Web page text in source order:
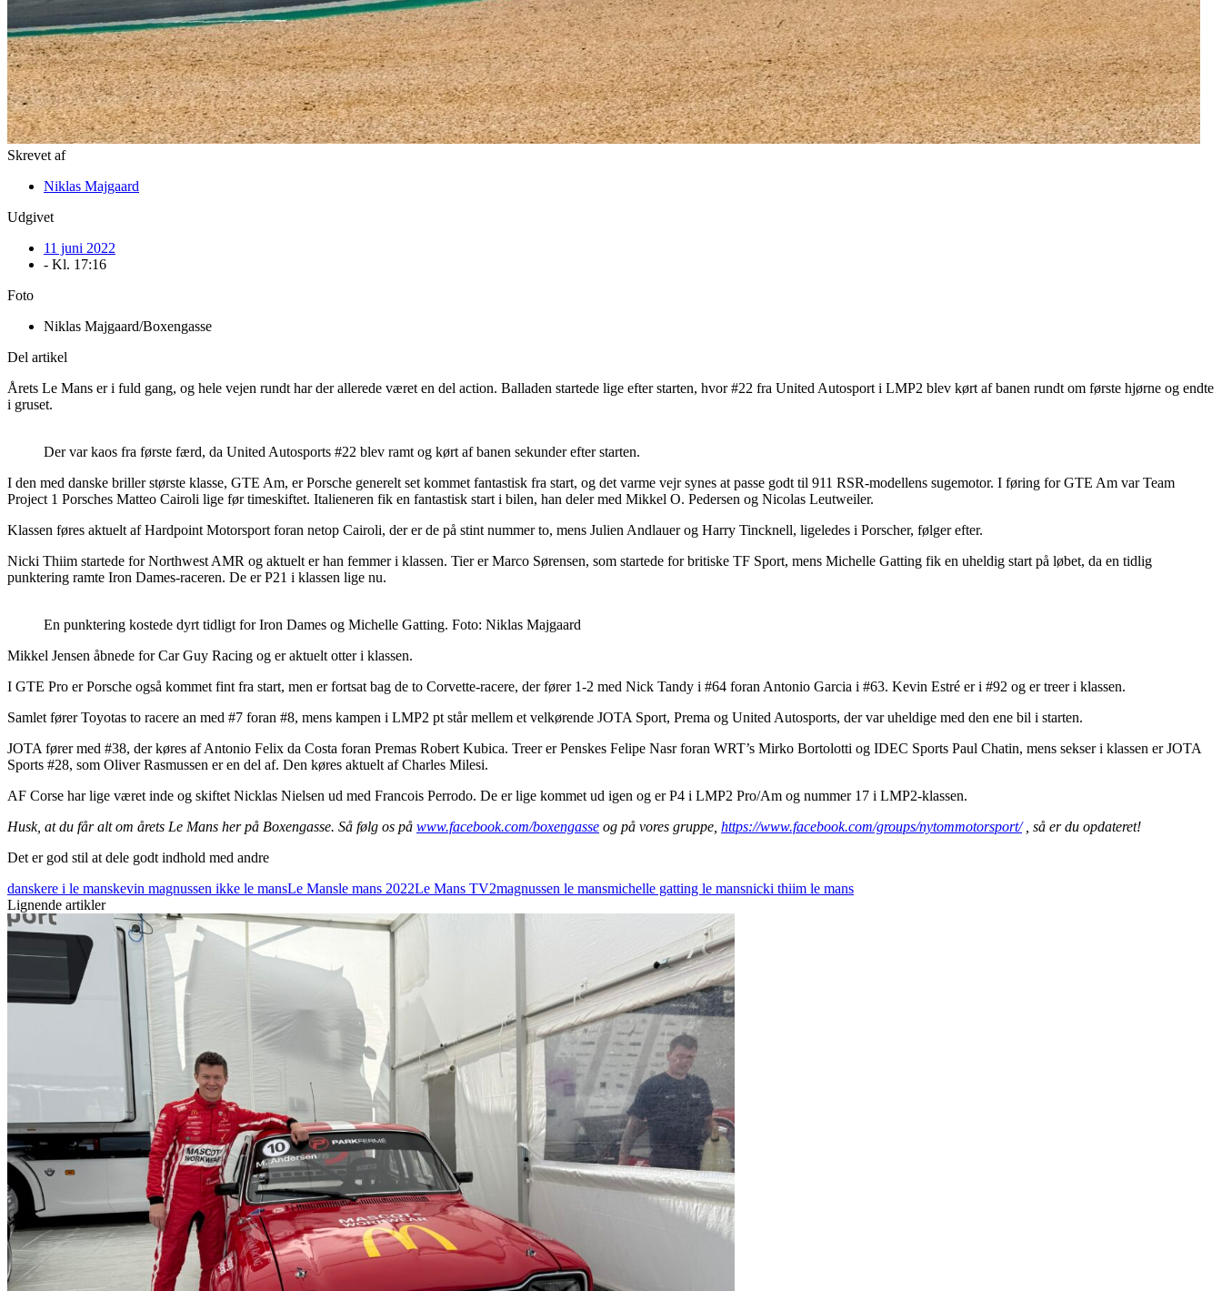
Skrevet af
Niklas Majgaard
Udgivet
11 juni 2022
- Kl. 17:16
Foto
Niklas Majgaard/Boxengasse
Del artikel
Årets Le Mans er i fuld gang, og hele vejen rundt har der allerede været en del action. Balladen startede lige efter starten, hvor #22 fra United Autosport i LMP2 blev kørt af banen rundt om første hjørne og endte
i gruset.
Der var kaos fra første færd, da United Autosports #22 blev ramt og kørt af banen sekunder efter starten.
I den med danske briller største klasse, GTE Am, er Porsche generelt set kommet fantastisk fra start, og det varme vejr synes at passe godt til 911 RSR-modellens sugemotor. I føring for GTE Am var Team
Project 1 Porsches Matteo Cairoli lige før timeskiftet. Italieneren fik en fantastisk start i bilen, han deler med Mikkel O. Pedersen og Nicolas Leutweiler.
Klassen føres aktuelt af Hardpoint Motorsport foran netop Cairoli, der er de på stint nummer to, mens Julien Andlauer og Harry Tincknell, ligeledes i Porscher, følger efter.
Nicki Thiim startede for Northwest AMR og aktuelt er han femmer i klassen. Tier er Marco Sørensen, som startede for britiske TF Sport, mens Michelle Gatting fik en uheldig start på løbet, da en tidlig
punktering ramte Iron Dames-raceren. De er P21 i klassen lige nu.
En punktering kostede dyrt tidligt for Iron Dames og Michelle Gatting. Foto: Niklas Majgaard
Mikkel Jensen åbnede for Car Guy Racing og er aktuelt otter i klassen.
I GTE Pro er Porsche også kommet fint fra start, men er fortsat bag de to Corvette-racere, der fører 1-2 med Nick Tandy i #64 foran Antonio Garcia i #63. Kevin Estré er i #92 og er treer i klassen.
Samlet fører Toyotas to racere an med #7 foran #8, mens kampen i LMP2 pt står mellem et velkørende JOTA Sport, Prema og United Autosports, der var uheldige med den ene bil i starten.
JOTA fører med #38, der køres af Antonio Felix da Costa foran Premas Robert Kubica. Treer er Penskes Felipe Nasr foran WRT’s Mirko Bortolotti og IDEC Sports Paul Chatin, mens sekser i klassen er JOTA
Sports #28, som Oliver Rasmussen er en del af. Den køres aktuelt af Charles Milesi.
AF Corse har lige været inde og skiftet Nicklas Nielsen ud med Francois Perrodo. De er lige kommet ud igen og er P4 i LMP2 Pro/Am og nummer 17 i LMP2-klassen.
Husk, at du får alt om årets Le Mans her på Boxengasse. Så følg os på www.facebook.com/boxengasse og på vores gruppe, https://www.facebook.com/groups/nytommotorsport/, så er du opdateret!
Det er god stil at dele godt indhold med andre
danskere i le manskevin magnussen ikke le mansLe Mansle mans 2022Le Mans TV2magnussen le mansmichelle gatting le mansnicki thiim le mans
Lignende artikler